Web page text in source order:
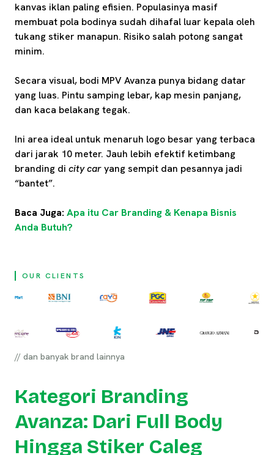
kanvas iklan paling efisien. Populasinya masif
membuat pola bodinya sudah dihafal luar kepala oleh
tukang stiker manapun. Risiko salah potong sangat
minim.
Secara visual, bodi MPV Avanza punya bidang datar
yang luas. Pintu samping lebar, kap mesin panjang,
dan kaca belakang tegak.
Ini area ideal untuk menaruh logo besar yang terbaca
dari jarak 10 meter. Jauh lebih efektif ketimbang
branding di city caryang sempit dan pesannya jadi
“bantet”.
Baca Juga: Apa itu Car Branding & Kenapa Bisnis
Anda Butuh?
OUR CLIENTS
// dan banyak brand lainnya
Kategori Branding
Avanza: Dari Full Body
Hingga Stiker Caleg